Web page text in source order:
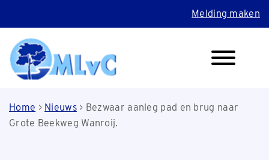
Melding maken
Home > Nieuws> Bezwaar aanleg pad en brug naar
Grote Beekweg Wanroij.